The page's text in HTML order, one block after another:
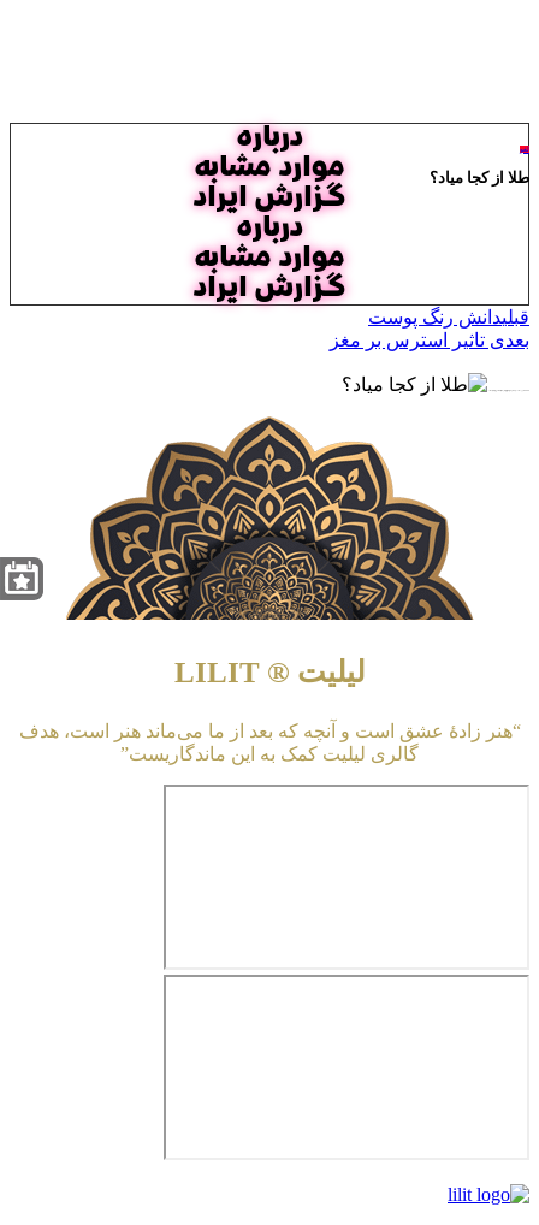
لغو
طلا از کجا میاد؟
درباره
موارد مشابه
گزارش ایراد
درباره
موارد مشابه
گزارش ایراد
قبلیدانش رنگ پوست
بعدی تاثیر استرس بر مغز
لیلیت ® LILIT
“هنر زادهٔ عشق است و آنچه که بعد از ما می‌ماند هنر است، هدف
گالری لیلیت کمک به این ماندگاریست”